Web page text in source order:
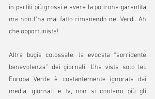
in partiti più grossi e avere la poltrona garantita
ma non l’ha mai fatto rimanendo nei Verdi. Ah
che opportunista!
Altra bugia colossale, la evocata “sorridente
benevolenza” dei giornali. L’ha vista solo lei.
Europa Verde è costantemente ignorata dai
media, giornali e tv, non si contano più gli